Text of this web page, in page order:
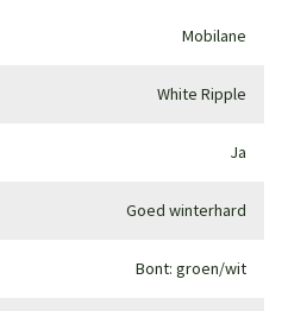
Mobilane
White Ripple
Ja
Goed winterhard
Bont: groen/wit